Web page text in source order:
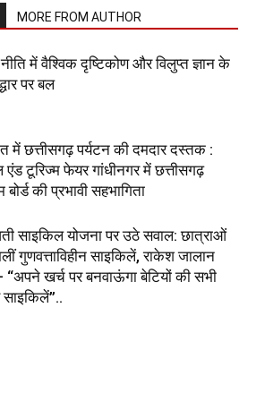
MORE FROM AUTHOR
नीति में वैश्विक दृष्टिकोण और विलुप्त ज्ञान के
पर बल
में छत्तीसगढ़ पर्यटन की दमदार दस्तक :
एंड टूरिज्म फेयर गांधीनगर में छत्तीसगढ़
बोर्ड की प्रभावी सहभागिता
साइकिल योजना पर उठे सवाल: छात्राओं
गुणवत्ताविहीन साइकिलें, राकेश जालान
“अपने खर्च पर बनवाऊंगा बेटियों की सभी
साइकिलें”..